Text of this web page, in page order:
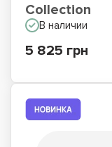
Collection
В наличии
5 825 грн